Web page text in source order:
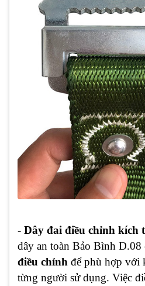
- Dây đai điều chỉnh kích
dây an toàn Bảo Bình D.08
điều chỉnh để phù hợp với
từng người sử dụng. Việc